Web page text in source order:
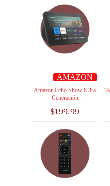
AMAZON
Amazon Echo Show 8 3ra
Generación
$199.99